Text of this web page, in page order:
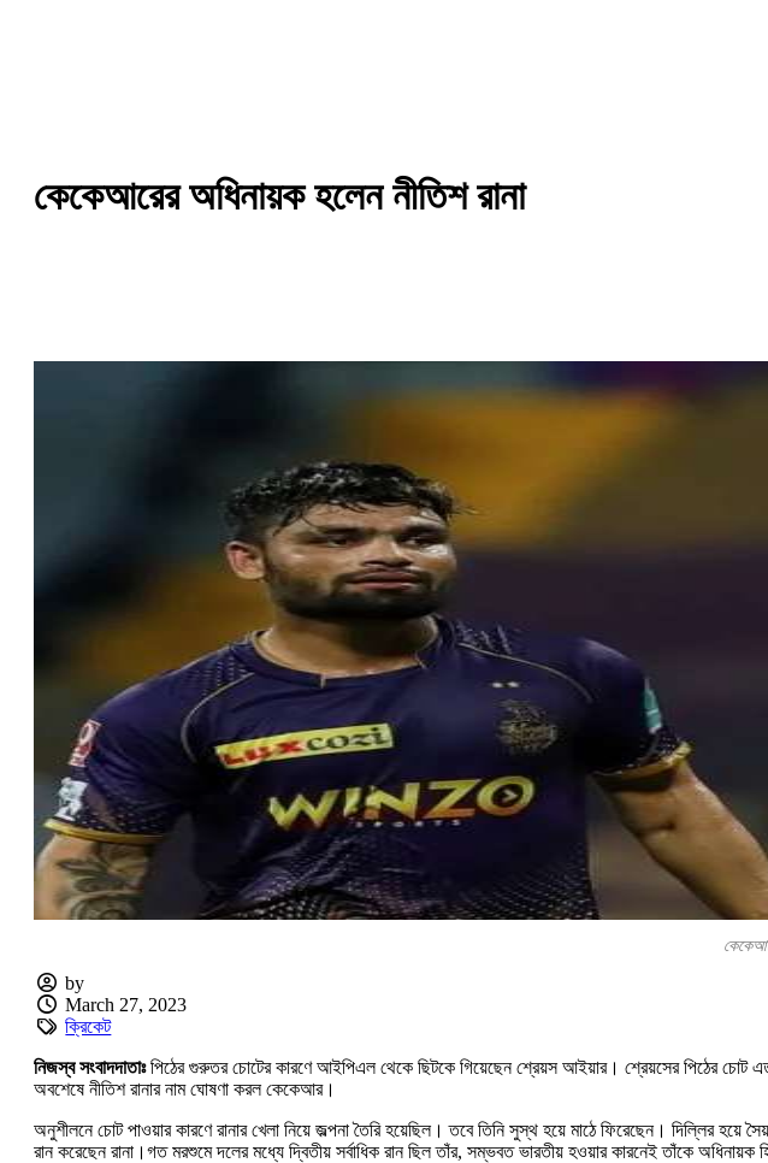
কেকেআরের অধিনায়ক হলেন নীতিশ রানা
by
March 27, 2023
ক্রিকেট
নিজস্ব সংবাদদাতাঃপিঠের গুরুতর চোটের কারণে আইপিএল থেকে ছিটকে গিয়েছেন শ্রেয়স আইয়ার। শ্রেয়সের পিঠের চোট
অবশেষে নীতিশ রানার নাম ঘোষণা করল কেকেআর।
অনুশীলনে চোট পাওয়ার কারণে রানার খেলা নিয়ে জল্পনা তৈরি হয়েছিল। তবে তিনি সুস্থ হয়ে মাঠে ফিরেছেন। দিল্লির
রান করেছেন রানা।গত মরশুমে দলের মধ্যে দ্বিতীয় সর্বাধিক রান ছিল তাঁর, সম্ভবত ভারতীয় হওয়ার কারনেই তাঁকে অধিনায়ক